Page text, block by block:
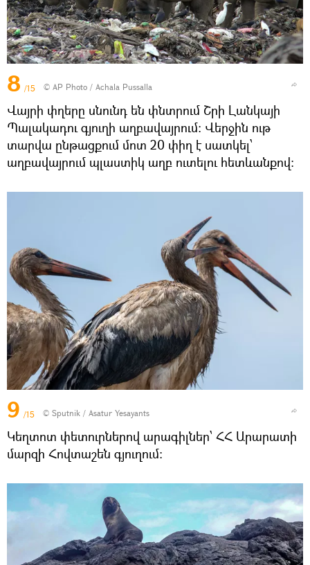
8 /15 © AP Photo / Achala Pussalla
Վայրի փղերը սնունդ են փնտրում Շրի Լանկայի
Պալակադու գյուղի աղբավայրում: Վերջին ութ
տարվա ընթացքում մոտ 20 փիղ է սատկել՝
աղբավայրում պլաստիկ աղբ ուտելու հետևանքով:
9 /15 © Sputnik / Asatur Yesayants
Կեղտոտ փետուրներով արագիլներ՝ ՀՀ Արարատի
մարզի Հովտաշեն գյուղում։